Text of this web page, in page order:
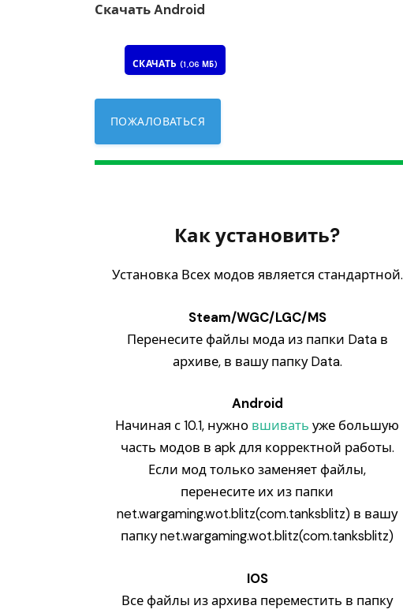
Скачать Android
СКАЧАТЬ (1,06 МБ)
ПОЖАЛОВАТЬСЯ
Как установить?
Установка Всех модов является стандартной.
Steam/WGC/LGC/MS
Перенесите файлы мода из папки Data в
архиве, в вашу папку Data.
Android
Начиная с 10.1, нужно вшивать уже большую
часть модов в apk для корректной работы.
Если мод только заменяет файлы,
перенесите их из папки
net.wargaming.wot.blitz(com.tanksblitz) в вашу
папку net.wargaming.wot.blitz(com.tanksblitz)
IOS
Все файлы из архива переместить в папку